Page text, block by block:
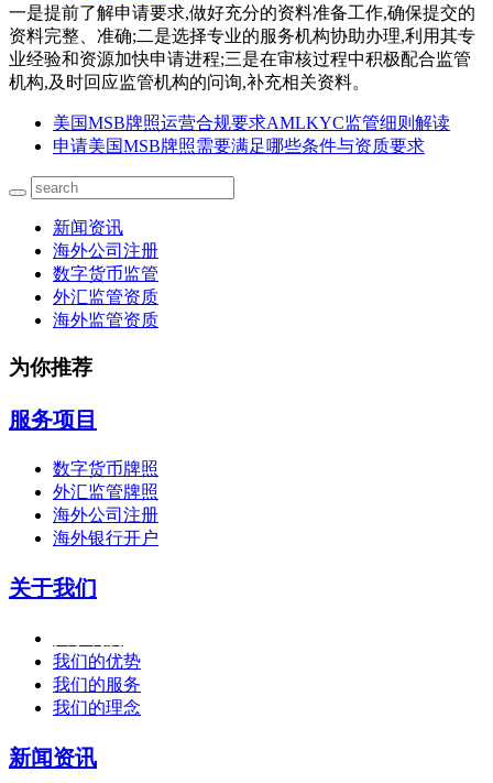
一是提前了解申请要求,做好充分的资料准备工作,确保提交的
资料完整、准确;二是选择专业的服务机构协助办理,利用其专
业经验和资源加快申请进程;三是在审核过程中积极配合监管
机构,及时回应监管机构的问询,补充相关资料。
美国MSB牌照运营合规要求AMLKYC监管细则解读
申请美国MSB牌照需要满足哪些条件与资质要求
新闻资讯
海外公司注册
数字货币监管
外汇监管资质
海外监管资质
为你推荐
服务项目
数字货币牌照
外汇监管牌照
海外公司注册
海外银行开户
关于我们
我们的优势
我们的服务
我们的理念
新闻资讯